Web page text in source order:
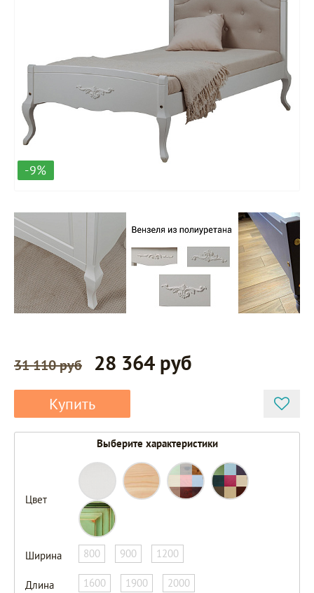
-9%
31 110 руб 28 364 руб
Купить
Выберите характеристики
Цвет
Ширина 800 900 1200
Длина 1600 1900 2000